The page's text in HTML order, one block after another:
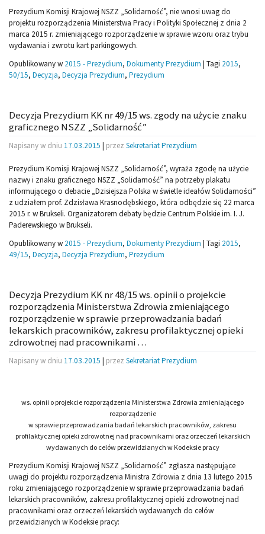
Prezydium Komisji Krajowej NSZZ „Solidarność”, nie wnosi uwag do
projektu rozporządzenia Ministerstwa Pracy i Polityki Społecznej z dnia 2
marca 2015 r. zmieniającego rozporządzenie w sprawie wzoru oraz trybu
wydawania i zwrotu kart parkingowych.
Opublikowany w 2015 - Prezydium, Dokumenty Prezydium | Tagi 2015,
50/15, Decyzja, Decyzja Prezydium, Prezydium
Decyzja Prezydium KK nr 49/15 ws. zgody na użycie znaku
graficznego NSZZ „Solidarność”
Napisany w dniu 17.03.2015 | przez Sekretariat Prezydium
Prezydium Komisji Krajowej NSZZ „Solidarność”, wyraża zgodę na użycie
nazwy i znaku graficznego NSZZ „Solidarność” na potrzeby plakatu
informującego o debacie „Dzisiejsza Polska w świetle ideałów Solidarności”
z udziałem prof. Zdzisława Krasnodębskiego, która odbędzie się 22 marca
2015 r. w Brukseli. Organizatorem debaty będzie Centrum Polskie im. I. J.
Paderewskiego w Brukseli.
Opublikowany w 2015 - Prezydium, Dokumenty Prezydium | Tagi 2015,
49/15, Decyzja, Decyzja Prezydium, Prezydium
Decyzja Prezydium KK nr 48/15 ws. opinii o projekcie
rozporządzenia Ministerstwa Zdrowia zmieniającego
rozporządzenie w sprawie przeprowadzania badań
lekarskich pracowników, zakresu profilaktycznej opieki
zdrowotnej nad pracownikami …
Napisany w dniu 17.03.2015 | przez Sekretariat Prezydium
ws. opinii o projekcie rozporządzenia Ministerstwa Zdrowia zmieniającego
rozporządzenie
w sprawie przeprowadzania badań lekarskich pracowników, zakresu
profilaktycznej opieki zdrowotnej nad pracownikami oraz orzeczeń lekarskich
wydawanych do celów przewidzianych w Kodeksie pracy
Prezydium Komisji Krajowej NSZZ „Solidarność” zgłasza następujące
uwagi do projektu rozporządzenia Ministra Zdrowia z dnia 13 lutego 2015
roku zmieniającego rozporządzenie w sprawie przeprowadzania badań
lekarskich pracowników, zakresu profilaktycznej opieki zdrowotnej nad
pracownikami oraz orzeczeń lekarskich wydawanych do celów
przewidzianych w Kodeksie pracy: